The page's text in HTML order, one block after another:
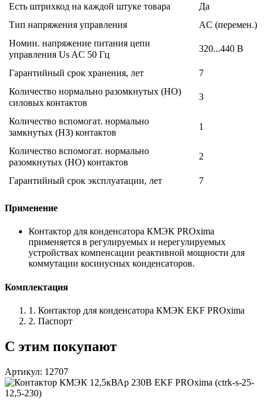
Есть штрихкод на каждой штуке товара
Да
Тип напряжения управления
AC (перемен.)
Номин. напряжение питания цепи
управления Us AC 50 Гц
320...440 В
Гарантийный срок хранения, лет
7
Количество нормально разомкнутых (НО)
силовых контактов
3
Количество вспомогат. нормально
замкнутых (НЗ) контактов
1
Количество вспомогат. нормально
разомкнутых (НО) контактов
2
Гарантийный срок эксплуатации, лет 7
Применение
Контактор для конденсатора КМЭК PROxima
применяется в регулируемых и нерегулируемых
устройствах компенсации реактивной мощности для
коммутации косинусных конденсаторов.
Комплектация
1. Контактор для конденсатора КМЭК EKF PROxima
2. Паспорт
С этим покупают
Артикул: 12707